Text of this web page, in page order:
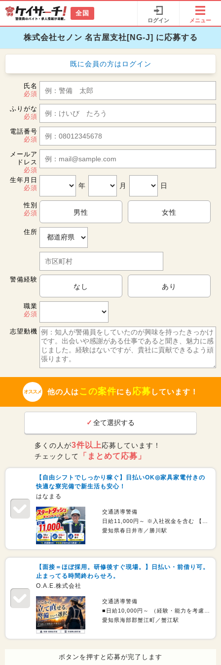
全国
ログイン メニュー
株式会社セノン 名古屋支社[NG-J] に応募する
既に会員の方は ログイン
氏名
必須
ふりがな
必須
電話番号
必須
メールア
ドレス
必須
生年月日
必須
年 月 日
性別
必須
男性 女性
住所
警備経験
なし あり
職業
必須
志望動機
オススメ 他の人はこの案件にも応募 しています！
✓ 全て選択する
多くの人が3件以上応募しています！
チェックして
「まとめて応募」
【自由シフトでしっかり稼ぐ】日払いOK◎家具家電付きの
快適な寮完備で新生活も安心！
はなまる
交通誘導警備
愛知県春日井市／勝川駅
【面接＝ほぼ採用。研修後すぐ現場。】日払い・前借り可。
止まってる時間終わらせろ。
O.A.E.株式会社
交通誘導警備
愛知県海部郡蟹江町／蟹江駅
ボタンを押すと応募が完了します